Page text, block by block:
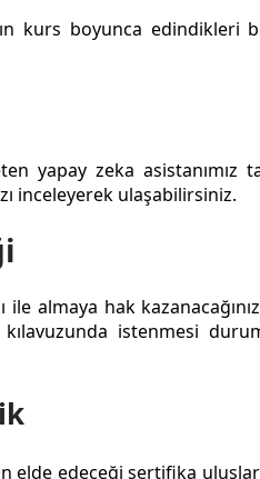
kurs boyunca
yapay zeka
inceleyerek ulaşabilirsiniz.
ile almaya hak
kılavuzunda istenmesi
elde edeceği sertifika